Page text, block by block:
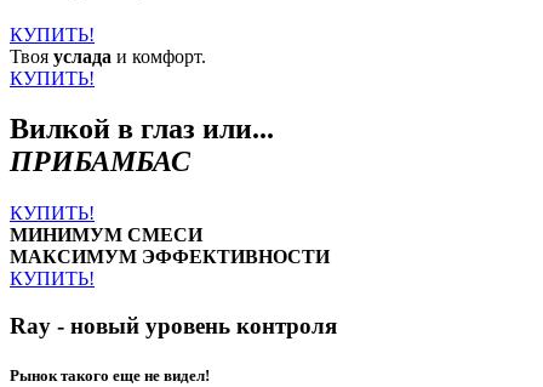
КУПИТЬ!
Твоя услада и комфорт.
КУПИТЬ!
Вилкой в глаз или...
ПРИБАМБАС
КУПИТЬ!
МИНИМУМ СМЕСИ
МАКСИМУМ ЭФФЕКТИВНОСТИ
КУПИТЬ!
Ray - новый уровень контроля
Рынок такого еще не видел!